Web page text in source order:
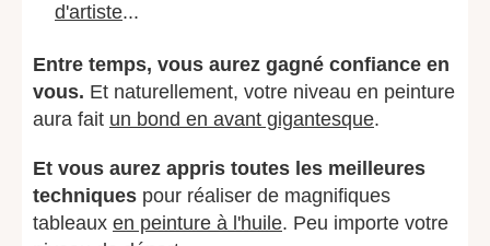
d'artiste...
Entre temps, vous aurez gagné confiance en
vous. Et naturellement, votre niveau en peinture
aura fait un bond en avant gigantesque.
Et vous aurez appris toutes les meilleures
techniques pour réaliser de magnifiques
tableaux en peinture à l'huile. Peu importe votre